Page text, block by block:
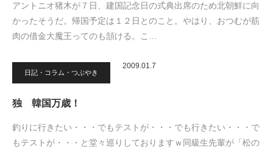
アントニオ猪木が７日、建国記念日の式典出席のため北朝鮮に向
かったそうだ。帰国予定は１２日とのこと。やはり、おつむが筋
肉の借金大魔王ってのも頷ける。こ…
日記・コラム・つぶやき
2009.01.7
独 韓国万歳！
釣りに行きたい・・・でもテストが・・・でも行きたい・・・で
もテストが・・・と堂々巡りしておりますｗ同級生先輩が「松の